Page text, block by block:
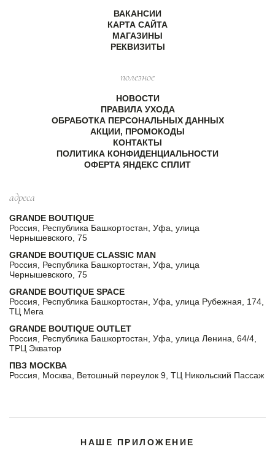
ВАКАНСИИ
КАРТА САЙТА
МАГАЗИНЫ
РЕКВИЗИТЫ
полезное
НОВОСТИ
ПРАВИЛА УХОДА
ОБРАБОТКА ПЕРСОНАЛЬНЫХ ДАННЫХ
АКЦИИ, ПРОМОКОДЫ
КОНТАКТЫ
ПОЛИТИКА КОНФИДЕНЦИАЛЬНОСТИ
ОФЕРТА ЯНДЕКС СПЛИТ
адреса
GRANDE BOUTIQUE
Россия, Республика Башкортостан, Уфа, улица
Чернышевского, 75
GRANDE BOUTIQUE CLASSIC MAN
Россия, Республика Башкортостан, Уфа, улица
Чернышевского, 75
GRANDE BOUTIQUE SPACE
Россия, Республика Башкортостан, Уфа, улица Рубежная, 174,
ТЦ Мега
GRANDE BOUTIQUE OUTLET
Россия, Республика Башкортостан, Уфа, улица Ленина, 64/4,
ТРЦ Экватор
ПВЗ МОСКВА
Россия, Москва, Ветошный переулок 9, ТЦ Никольский Пассаж
НАШЕ ПРИЛОЖЕНИЕ